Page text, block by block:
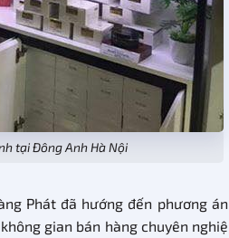
tại Đông Anh Hà Nội
Phát đã hướng đến phương
gian bán hàng chuyên